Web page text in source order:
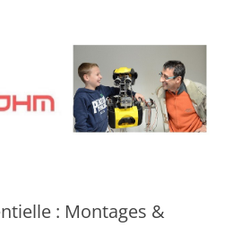
: Montages &